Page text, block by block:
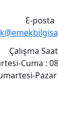
E-posta
Çalışma
Cuma :
Pazar